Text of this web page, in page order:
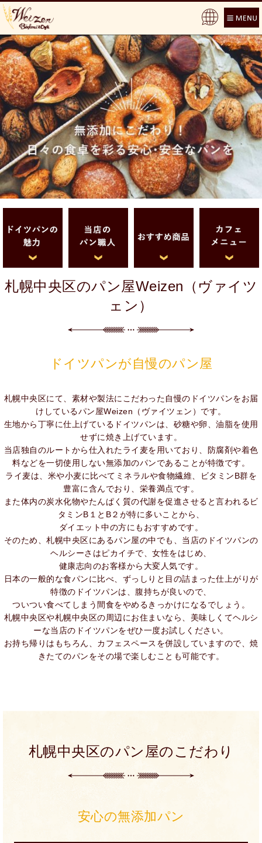
ere
d by
札幌中央区のパン屋Weizen（ヴァイツ
ェン）
ドイツパンが自慢のパン屋
札幌中央区にて、素材や製法にこだわった自慢のドイツパンをお届
けしているパン屋Weizen（ヴァイツェン）です。
生地から丁寧に仕上げているドイツパンは、砂糖や卵、油脂を使用
せずに焼き上げています。
当店独自のルートから仕入れたライ麦を用いており、防腐剤や着色
料などを一切使用しない無添加のパンであることが特徴です。
ライ麦は、米や小麦に比べてミネラルや食物繊維、ビタミンB群を
豊富に含んでおり、栄養満点です。
また体内の炭水化物やたんぱく質の代謝を促進させると言われるビ
タミンB１とB２が特に多いことから、
ダイエット中の方にもおすすめです。
そのため、札幌中央区にあるパン屋の中でも、当店のドイツパンの
ヘルシーさはピカイチで、女性をはじめ、
健康志向のお客様から大変人気です。
日本の一般的な食パンに比べ、ずっしりと目の詰まった仕上がりが
特徴のドイツパンは、腹持ちが良いので、
ついつい食べてしまう間食をやめるきっかけになるでしょう。
札幌中央区や札幌中央区の周辺にお住まいなら、美味しくてヘルシ
ーな当店のドイツパンをぜひ一度お試しください。
お持ち帰りはもちろん、カフェスペースを併設していますので、焼
きたてのパンをその場で楽しむことも可能です。
札幌中央区のパン屋のこだわり
安心の無添加パン